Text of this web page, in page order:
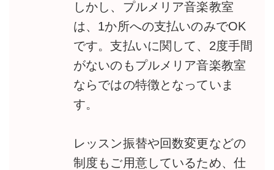
しかし、プルメリア音楽教室
は、1か所への支払いのみでOK
です。支払いに関して、2度手間
がないのもプルメリア音楽教室
ならではの特徴となっていま
す。
レッスン振替や回数変更などの
制度もご用意しているため、仕